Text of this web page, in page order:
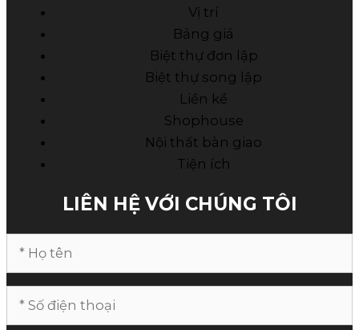
Vị trí
Bảng giá
Biệt thự đơn lập
Biệt thự song lập
Liền kề
Shophouse
Nội thất bàn giao
Tiện ích
LIÊN HỆ VỚI CHÚNG TÔI